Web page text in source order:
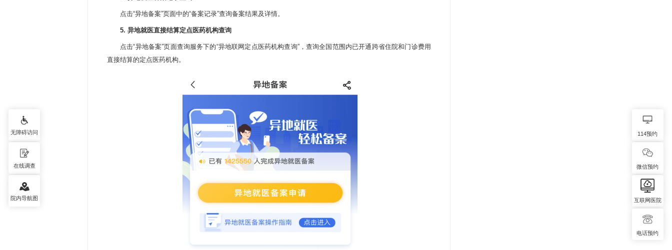
点击“异地备案”页面中的“备案记录”查询备案结果及详情。
5. 异地就医直接结算定点医药机构查询
点击“异地备案”页面查询服务下的“异地联网定点医药机构查询”，查询全国范围内已开通跨省住院和门诊费用
直接结算的定点医药机构。
114预约
微信预约
互联网医院
电话预约
无障碍访问
在线调查
院内导航图